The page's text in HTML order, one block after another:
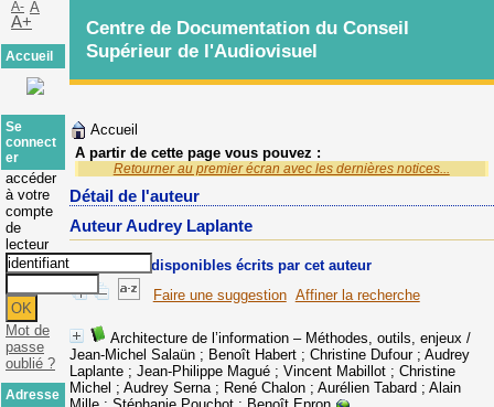
Accueil
A partir de cette page vous pouvez :
Retourner au premier écran avec les dernières notices...
Détail de l'auteur
Auteur Audrey Laplante
Documents disponibles écrits par cet auteur
Faire une suggestion Affiner la recherche
Architecture de l’information – Méthodes, outils, enjeux /
Jean-Michel Salaün ; Benoît Habert ; Christine Dufour ; Audrey
Laplante ; Jean-Philippe Magué ; Vincent Mabillot ; Christine
Michel ; Audrey Serna ; René Chalon ; Aurélien Tabard ; Alain
Centre de Documentation du Conseil
Supérieur de l'Audiovisuel
A- A
A+
Accueil
Se
connect
er
accéder
à votre
compte
de
lecteur
Mot de
passe
oublié ?
Adresse